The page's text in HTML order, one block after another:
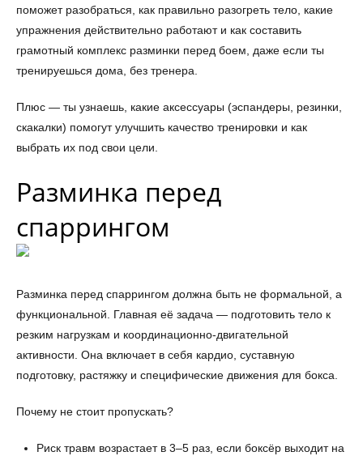
поможет разобраться, как правильно разогреть тело, какие
упражнения действительно работают и как составить
грамотный комплекс разминки перед боем, даже если ты
тренируешься дома, без тренера.
Плюс — ты узнаешь, какие аксессуары (эспандеры, резинки,
скакалки) помогут улучшить качество тренировки и как
выбрать их под свои цели.
Разминка перед
спаррингом
Разминка перед спаррингом должна быть не формальной, а
функциональной. Главная её задача — подготовить тело к
резким нагрузкам и координационно-двигательной
активности. Она включает в себя кардио, суставную
подготовку, растяжку и специфические движения для бокса.
Почему не стоит пропускать?
Риск травм возрастает в 3–5 раз, если боксёр выходит на